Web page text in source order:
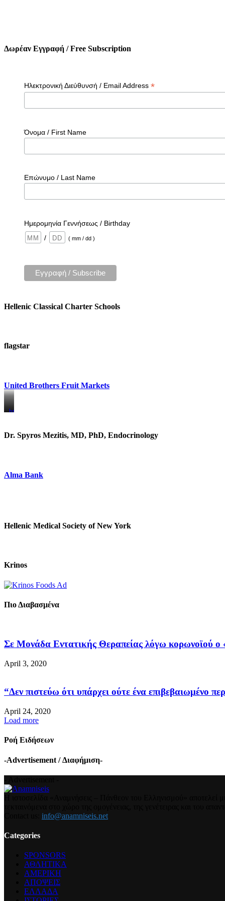
Δωρέαν Εγγραφή / Free Subscription
Ηλεκτρονική Διεύθυνσή / Email Address *
Όνομα / First Name
Επώνυμο / Last Name
Ημερομηνία Γεννήσεως / Birthday
/
( mm / dd )
Hellenic Classical Charter Schools
flagstar
United Brothers Fruit Markets
https://www.unitedbrothersfruitmarkets.com/
https://www.unitedbrothersfruitmarkets.com/
Dr. Spyros Mezitis, MD, PhD, Endocrinology
Alma Bank
Hellenic Medical Society of New York
Krinos
Πιο Διαβασμένα
Σε Μονάδα Εντατικής Θεραπείας λόγω κορωνοϊού ο
April 3, 2020
“Δεν πιστεύω ότι υπάρχει ούτε ένα επιβεβαιωμένο
April 24, 2020
Load more
Ροή Ειδήσεων
-Advertisement / Διαφήμιση-
info@anamniseis.net
Categories
SPONSORS
ΑΘΛΗΤΙΚΑ
ΑΜΕΡΙΚΗ
ΑΠΟΨΕΙΣ
ΕΛΛΑΔΑ